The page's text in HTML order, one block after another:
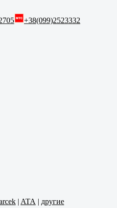
+38(099)2523332
| ATA | другие